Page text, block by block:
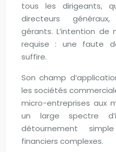
tous les dirigeants,
directeurs
gérants. L’intention de
requise : une faute
suffire.
Son champ
les sociétés
micro-entreprises aux
un large spectre
détournement
financiers complexes.